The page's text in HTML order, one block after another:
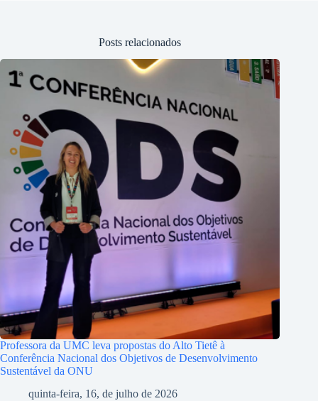
Posts relacionados
Professora da UMC leva propostas do Alto Tietê à
Conferência Nacional dos Objetivos de Desenvolvimento
Sustentável da ONU
quinta-feira, 16, de julho de 2026